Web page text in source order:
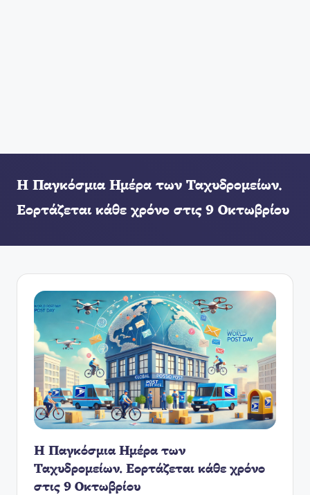
Η Παγκόσμια Ημέρα των Ταχυδρομείων.
Εορτάζεται κάθε χρόνο στις 9 Οκτωβρίου
Η Παγκόσμια Ημέρα των
Ταχυδρομείων. Εορτάζεται κάθε χρόνο
στις 9 Οκτωβρίου